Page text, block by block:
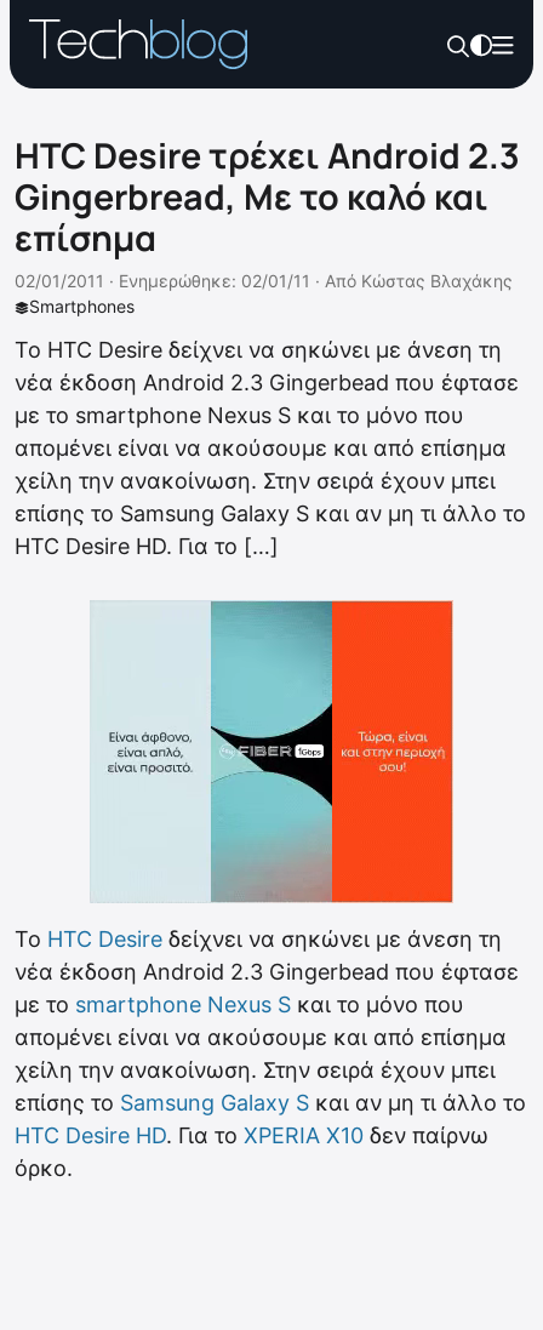
HTC Desire τρέχει Android 2.3
Gingerbread, Με το καλό και
επίσημα
Smartphones
02/01/2011 · Ενημερώθηκε: 02/01/11 · Από Κώστας Βλαχάκης
Το HTC Desire δείχνει να σηκώνει με άνεση τη
νέα έκδοση Android 2.3 Gingerbead που έφτασε
με το smartphone Nexus S και το μόνο που
απομένει είναι να ακούσουμε και από επίσημα
χείλη την ανακοίνωση. Στην σειρά έχουν μπει
επίσης το Samsung Galaxy S και αν μη τι άλλο το
HTC Desire HD. Για το […]
Το HTC Desire δείχνει να σηκώνει με άνεση τη
νέα έκδοση Android 2.3 Gingerbead που έφτασε
με το smartphone Nexus S και το μόνο που
απομένει είναι να ακούσουμε και από επίσημα
χείλη την ανακοίνωση. Στην σειρά έχουν μπει
επίσης το Samsung Galaxy S και αν μη τι άλλο το
HTC Desire HD. Για το XPERIA X10 δεν παίρνω
όρκο.